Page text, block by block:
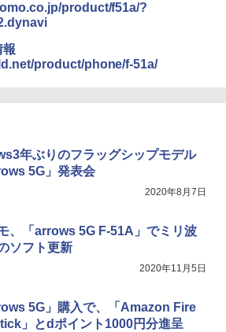
product/f51a/?
報
product/phone/f-51a/
年ぶりのフラッグシップモデル
5G」発表会
2020年8月7日
、「arrows 5G F-51A」でミリ波
ソフト更新
2020年11月5日
5G」購入で、「Amazon Fire
」とdポイント1000円分進呈